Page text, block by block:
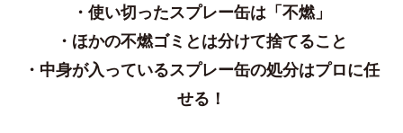
・使い切ったスプレー缶は「不燃」
・ほかの不燃ゴミとは分けて捨てること
・中身が入っているスプレー缶の処分はプロに任
せる！